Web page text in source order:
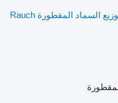
ماكينة توزيع السماد المقطورة Rauch